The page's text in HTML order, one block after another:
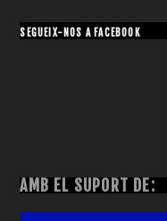
SEGUEIX-NOS A FACEBOOK
AMB EL SUPORT DE: